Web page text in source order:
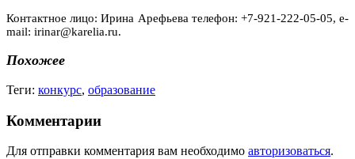
Контактное лицо: Ирина Арефьева телефон: +7-921-222-05-05, e-
mail: irinar@karelia.ru.
Похожее
Теги: конкурс, образование
Комментарии
Для отправки комментария вам необходимо авторизоваться.